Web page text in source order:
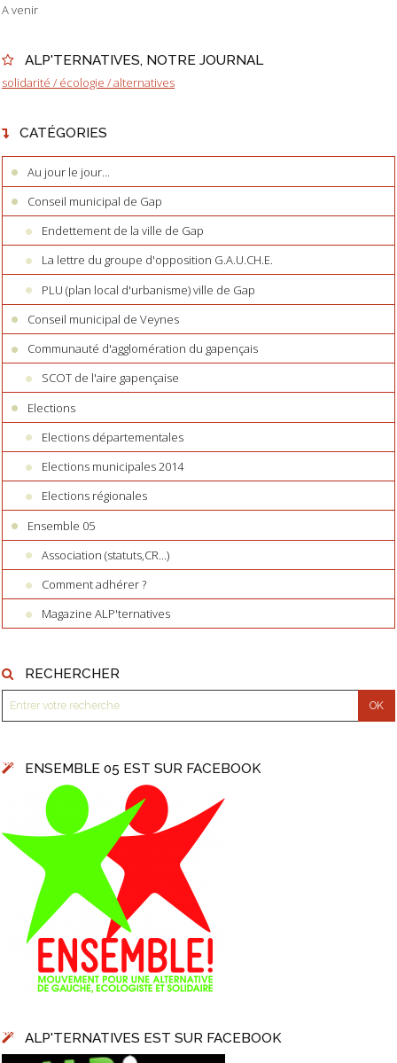
A venir
ALP'TERNATIVES, NOTRE JOURNAL
solidarité / écologie / alternatives
CATÉGORIES
Au jour le jour...
Conseil municipal de Gap
Endettement de la ville de Gap
La lettre du groupe d'opposition G.A.U.CH.E.
PLU (plan local d'urbanisme) ville de Gap
Conseil municipal de Veynes
Communauté d'agglomération du gapençais
SCOT de l'aire gapençaise
Elections
Elections départementales
Elections municipales 2014
Elections régionales
Ensemble 05
Association (statuts,CR...)
Comment adhérer ?
Magazine ALP'ternatives
RECHERCHER
ENSEMBLE 05 EST SUR FACEBOOK
ALP'TERNATIVES EST SUR FACEBOOK